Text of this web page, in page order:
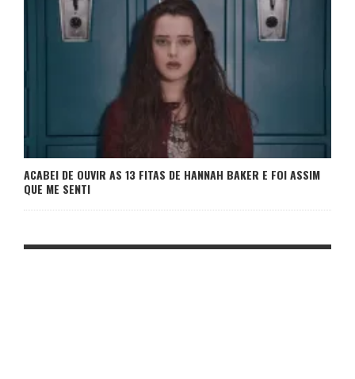
ACABEI DE OUVIR AS 13 FITAS DE HANNAH BAKER E FOI ASSIM
QUE ME SENTI